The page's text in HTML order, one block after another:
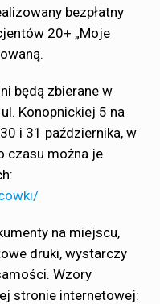
bezpłatny
20+ „Moje
będą zbierane w
Konopnickiej 5 na
i 31 października, w
czasu można je
na miejscu,
druki, wystarczy
Wzory
stronie internetowej: